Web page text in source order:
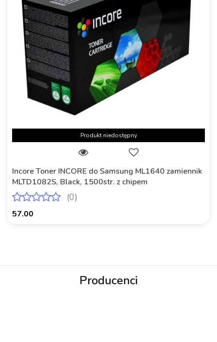
Produkt niedostępny
Incore Toner INCORE do Samsung ML1640 zamiennik
MLTD1082S, Black, 1500str. z chipem
(0)
57.00
Producenci